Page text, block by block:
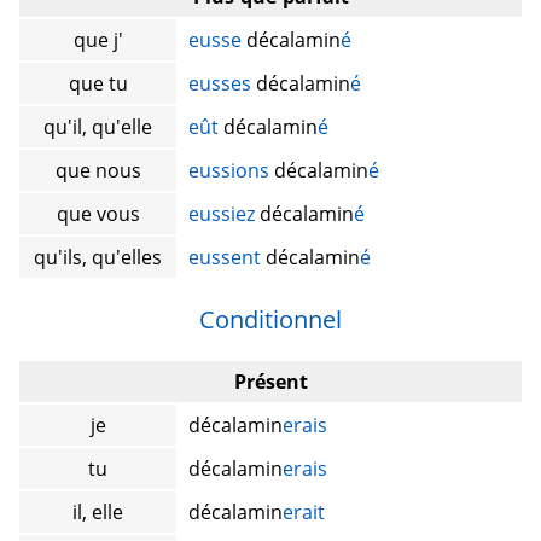
que j'
eusse décalaminé
que tu
eusses décalaminé
qu'il, qu'elle
eût décalaminé
que nous
eussions décalaminé
que vous
eussiez décalaminé
qu'ils, qu'elles
eussent décalaminé
Conditionnel
Présent
je
décalaminerais
tu
décalaminerais
il, elle
décalaminerait